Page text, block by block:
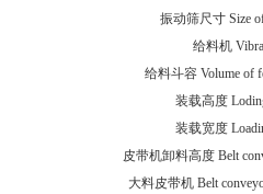
振动筛尺寸 Size
给料机
给料斗容 Volume of
装载高度
装载宽度
皮带机卸料高度 Belt
大料皮带机 Belt